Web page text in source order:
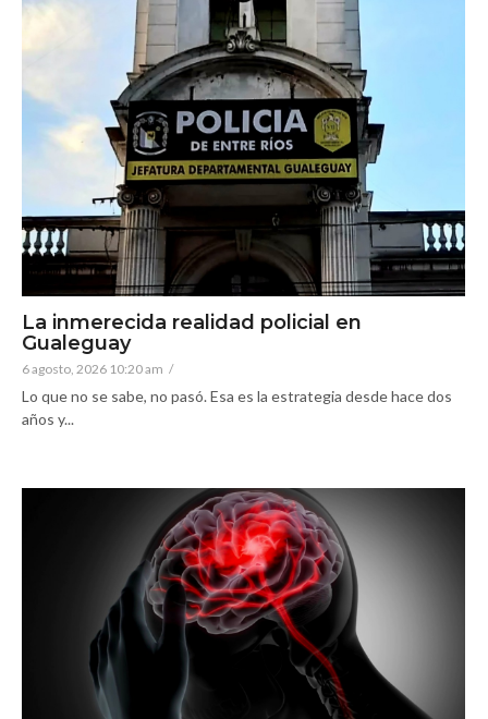
La inmerecida realidad policial en
Gualeguay
6 agosto, 2026 10:20 am /
Lo que no se sabe, no pasó. Esa es la estrategia desde hace dos
años y...